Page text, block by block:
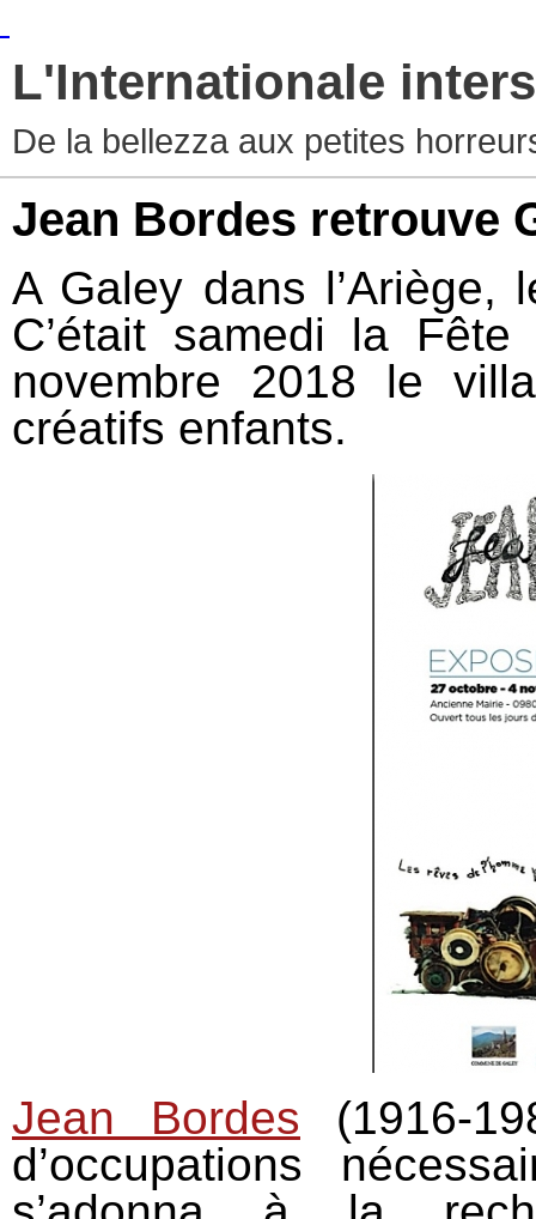
L'Internationale
De la bellezza aux petites
Jean Bordes retrouve
A Galey dans l’Ariège,
C’était samedi la
novembre 2018 le
créatifs enfants.
Jean Bordes (1916-
d’occupations